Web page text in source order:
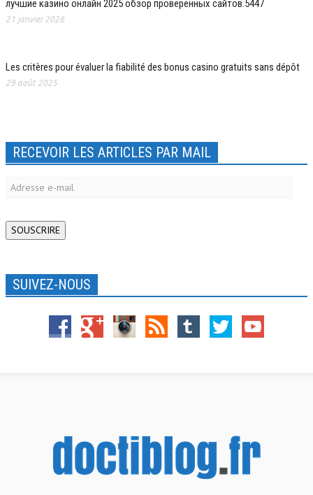
лучшие казино онлайн 2025 обзор проверенных сайтов.5447
21 janvier 2026
Les critères pour évaluer la fiabilité des bonus casino gratuits sans dépôt
29 août 2025
RECEVOIR LES ARTICLES PAR MAIL
Adresse
SOUSCRIRE
SUIVEZ-NOUS